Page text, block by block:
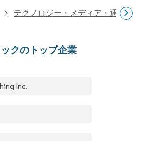
テクノロジー・メディア・通信研
クのトップ企業
Inc.